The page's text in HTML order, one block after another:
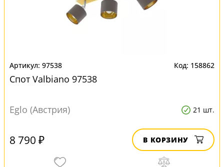
97538 158862
Спот Valbiano 97538
Eglo (Австрия) 21 шт.
8 790 ₽ В КОРЗИНУ